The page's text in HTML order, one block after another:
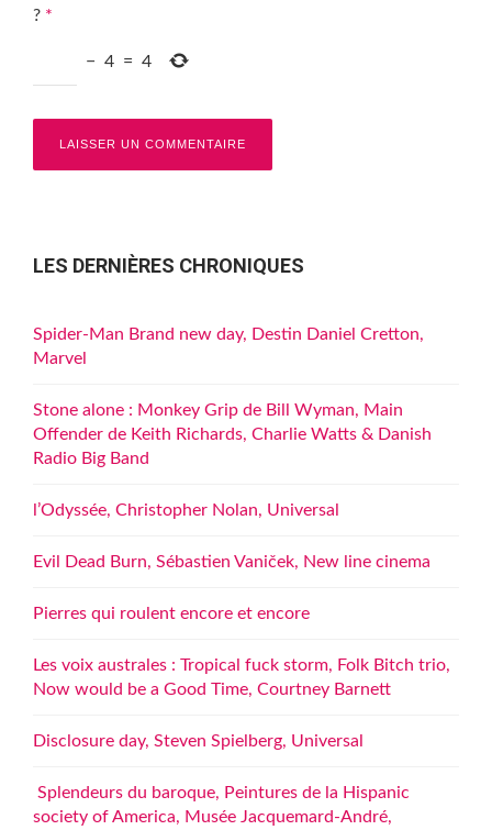
? *
− 4 = 4
LES DERNIÈRES CHRONIQUES
Spider-Man Brand new day, Destin Daniel Cretton,
Marvel
Stone alone : Monkey Grip de Bill Wyman, Main
Offender de Keith Richards, Charlie Watts & Danish
Radio Big Band
l’Odyssée, Christopher Nolan, Universal
Evil Dead Burn, Sébastien Vaniček, New line cinema
Pierres qui roulent encore et encore
Les voix australes : Tropical fuck storm, Folk Bitch trio,
Now would be a Good Time, Courtney Barnett
Disclosure day, Steven Spielberg, Universal
Splendeurs du baroque, Peintures de la Hispanic
society of America, Musée Jacquemard-André,